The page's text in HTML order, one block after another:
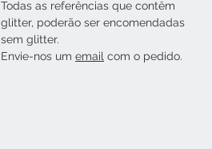
Todas as referências que contêm
glitter, poderão ser encomendadas
sem glitter.
Envie-nos um email com o pedido.